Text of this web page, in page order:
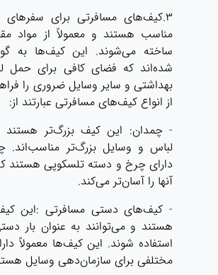
3.کیف‌های مسافرتی برای سفرهای
مناسب هستند و معمولاً از مواد
ساخته می‌شوند. این کیف‌ها به
شده‌اند که فضای کافی برای حمل
بهداشتی و سایر وسایل ضروری را
از انواع کیف‌های مسافرتی عبارتند از:
- چمدان‌: این کیف‌ بزرگ‌تر
لباس‌ و وسایل بزرگ‌تر مناسب‌اند.
دارای چرخ و دسته تلسکوپی هستند
آنها را آسان‌تر می‌کند.
- کیف‌های دستی مسافرتی :این
هستند و می‌توانند به عنوان بار
استفاده شوند. این کیف‌ها معمولاً
مختلفی برای سازمان‌دهی وسایل